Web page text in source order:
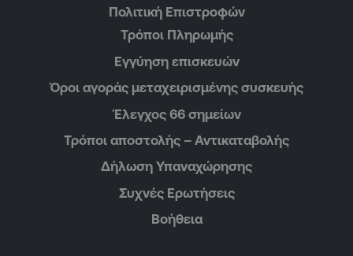
Πολιτική Επιστροφών
Τρόποι Πληρωμής
Εγγύηση επισκευών
Όροι αγοράς μεταχειρισμένης συσκευής
Έλεγχος 66 σημείων
Τρόποι αποστολής – Αντικαταβολής
Δήλωση Υπαναχώρησης
Συχνές Ερωτήσεις
Βοήθεια